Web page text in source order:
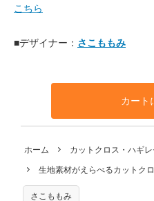
こちら
■デザイナー： さこももみ
カート
ホーム
カットクロス・ハギレ
生地素材がえらべるカットク
さこももみ